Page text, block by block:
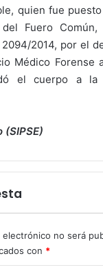
quien fue
del Fuero
2014, por el
Médico Forense
el cuerpo a la
(SIPSE)
no será
con *